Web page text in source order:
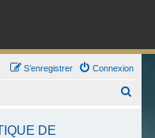
Connexion
S’enregistrer
DE